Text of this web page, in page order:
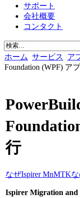
サポート
会社概要
コンタクト
ホーム サービス ア
Foundation (WPF) ア
行
なぜIspirer MnMTK
Ispirer Migration